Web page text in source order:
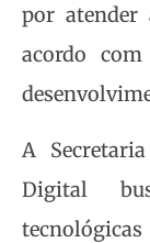
por atender
acordo
A
Digital